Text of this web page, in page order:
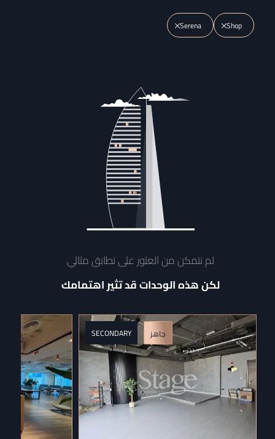
Shop
Serena
لم نتمكن من العثور على تطابق مثالي
لكن هذه الوحدات قد تثير اهتمامك
جاهز SECONDARY